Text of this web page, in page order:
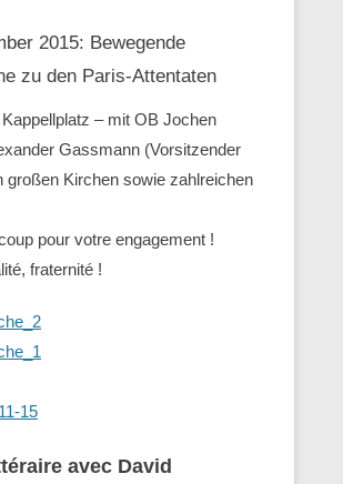
2015: Bewegende
zu den ‪Paris-Attentaten
– mit OB Jochen
Gassmann (Vorsitzender
großen Kirchen sowie zahlreichen
pour votre engagement !
fraternité !
avec David